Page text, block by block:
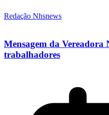
Redação Nhsnews
Mensagem da Vereadora
trabalhadores